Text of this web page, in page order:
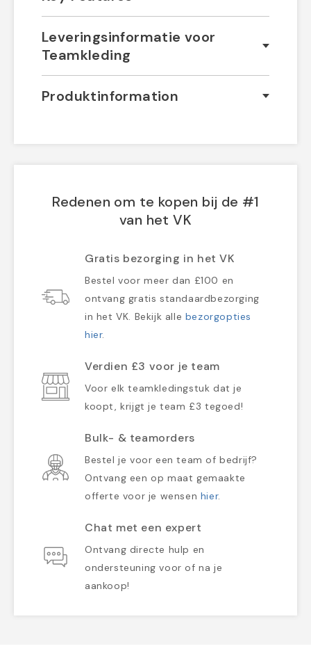
Leveringsinformatie voor
Teamkleding
Produktinformation
Redenen om te kopen bij de #1
van het VK
Gratis bezorging in het VK
Bestel voor meer dan £100 en
ontvang gratis standaardbezorging
in het VK. Bekijk alle bezorgopties
hier.
Verdien £3 voor je team
Voor elk teamkledingstuk dat je
koopt, krijgt je team £3 tegoed!
Bulk- & teamorders
Bestel je voor een team of bedrijf?
Ontvang een op maat gemaakte
offerte voor je wensen hier.
Chat met een expert
Ontvang directe hulp en
ondersteuning voor of na je
aankoop!